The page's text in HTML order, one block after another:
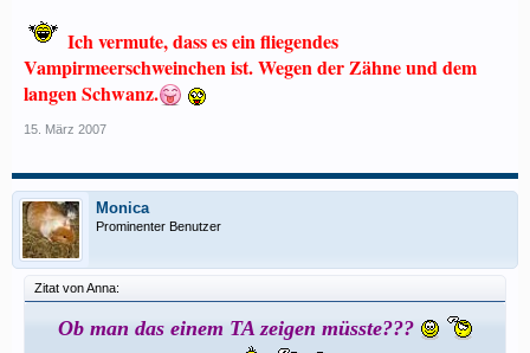
Ich vermute, dass es ein fliegendes
Vampirmeerschweinchen ist. Wegen der Zähne und dem
langen Schwanz.
15. März 2007
Monica
Prominenter Benutzer
Zitat von Anna:
Ob man das einem TA zeigen müsste???